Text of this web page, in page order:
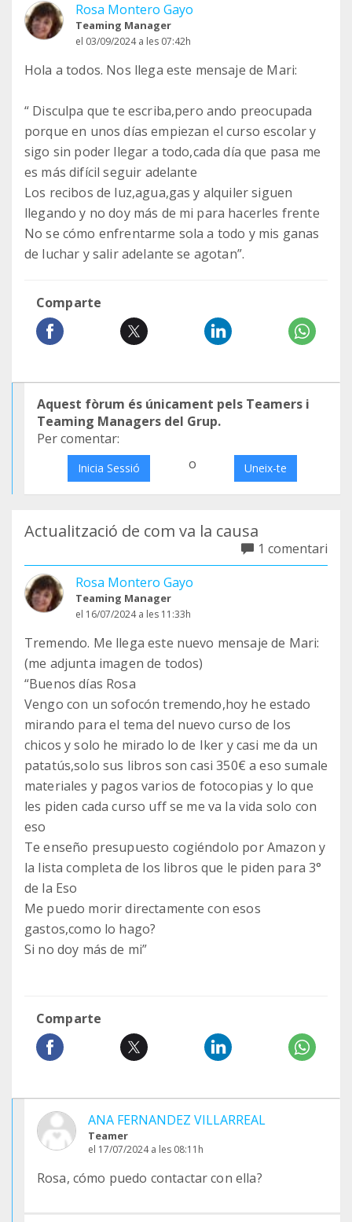
Rosa Montero Gayo
Teaming Manager
el 03/09/2024 a les 07:42h
Hola a todos. Nos llega este mensaje de Mari:
“ Disculpa que te escriba,pero ando preocupada
porque en unos días empiezan el curso escolar y
sigo sin poder llegar a todo,cada día que pasa me
es más difícil seguir adelante
Los recibos de luz,agua,gas y alquiler siguen
llegando y no doy más de mi para hacerles frente
No se cómo enfrentarme sola a todo y mis ganas
de luchar y salir adelante se agotan”.
Comparte
Aquest fòrum és únicament pels Teamers i
Teaming Managers del Grup.
Per comentar:
Inicia Sessió o Uneix-te
Actualització de com va la causa
1 comentari
Rosa Montero Gayo
Teaming Manager
el 16/07/2024 a les 11:33h
Tremendo. Me llega este nuevo mensaje de Mari:
(me adjunta imagen de todos)
“Buenos días Rosa
Vengo con un sofocón tremendo,hoy he estado
mirando para el tema del nuevo curso de los
chicos y solo he mirado lo de Iker y casi me da un
patatús,solo sus libros son casi 350€ a eso sumale
materiales y pagos varios de fotocopias y lo que
les piden cada curso uff se me va la vida solo con
eso
Te enseño presupuesto cogiéndolo por Amazon y
la lista completa de los libros que le piden para 3°
de la Eso
Me puedo morir directamente con esos
gastos,como lo hago?
Si no doy más de mi”
Comparte
ANA FERNANDEZ VILLARREAL
Teamer
el 17/07/2024 a les 08:11h
Rosa, cómo puedo contactar con ella?